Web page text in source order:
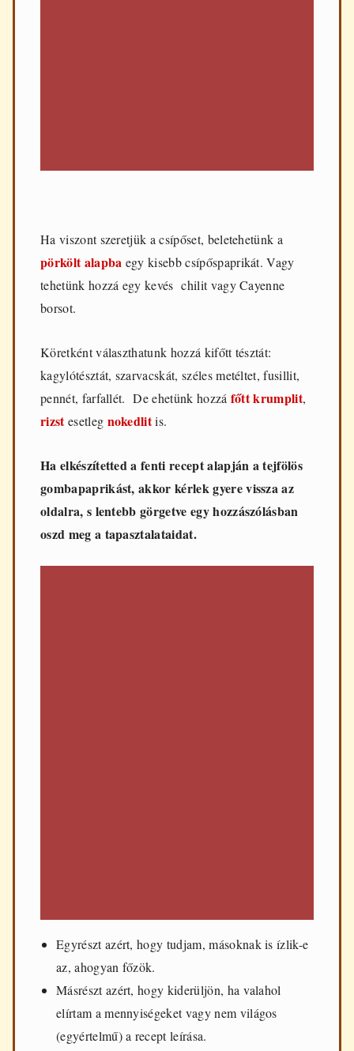
Ha viszont szeretjük a csípőset, beletehetünk a
pörkölt alapba egy kisebb csípőspaprikát. Vagy
tehetünk hozzá egy kevés chilit vagy Cayenne
borsot.
Köretként választhatunk hozzá kifőtt tésztát:
kagylótésztát, szarvacskát, széles metéltet, fusillit,
pennét, farfallét. De ehetünk hozzá főtt krumplit,
rizstesetleg nokedlitis.
Ha elkészítetted a fenti recept alapján a tejfölös
gombapaprikást, akkor kérlek gyere vissza az
oldalra, s lentebb görgetve egy hozzászólásban
oszd meg a tapasztalataidat.
Egyrészt azért, hogy tudjam, másoknak is ízlik-e
az, ahogyan főzök.
Másrészt azért, hogy kiderüljön, ha valahol
elírtam a mennyiségeket vagy nem világos
(egyértelmű) a recept leírása.